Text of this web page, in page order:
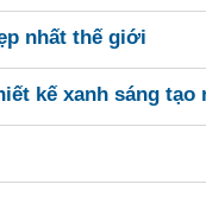
nhất thế giới
kế xanh sáng tạo